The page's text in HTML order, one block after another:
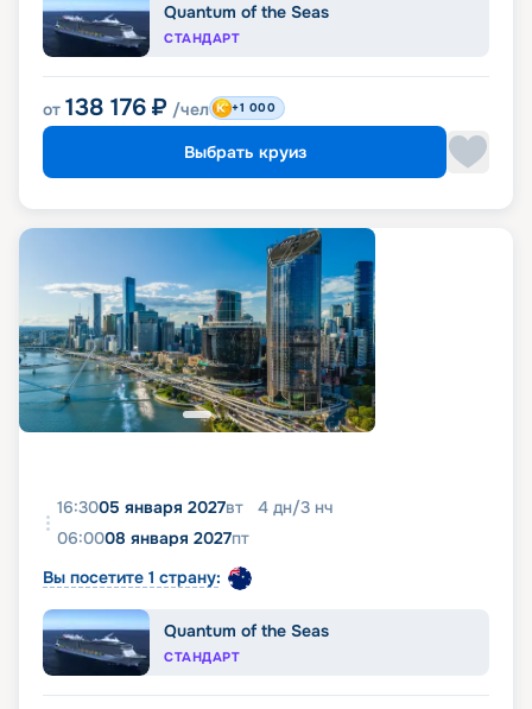
Quantum of the Seas
СТАНДАРТ
от 138 176 ₽ /чел +1 000
Выбрать круиз
16:3005 января 2027вт 4 дн/3 нч
06:0008 января 2027пт
Вы посетите 1 страну:
Quantum of the Seas
СТАНДАРТ